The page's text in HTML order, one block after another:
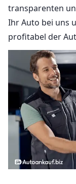
transparenten
Ihr Auto bei uns
profitabel der